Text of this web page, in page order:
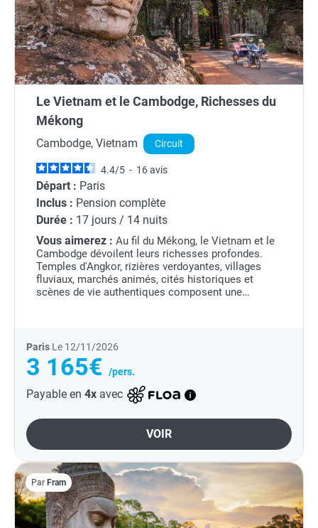
Le Vietnam et le Cambodge, Richesses du
Mékong
Cambodge, Vietnam Circuit
4.4/5 - 16avis
Départ : Paris
Inclus : Pension complète
Durée : 17 jours / 14 nuits
Vous aimerez : Au fil du Mékong, le Vietnam et le
Cambodge dévoilent leurs richesses profondes.
Temples d'Angkor, rizières verdoyantes, villages
fluviaux, marchés animés, cités historiques et
scènes de vie authentiques composent une
Paris Le 12/11/2026
3 165€ /pers.
Payable en 4x avec
VOIR
Par Fram